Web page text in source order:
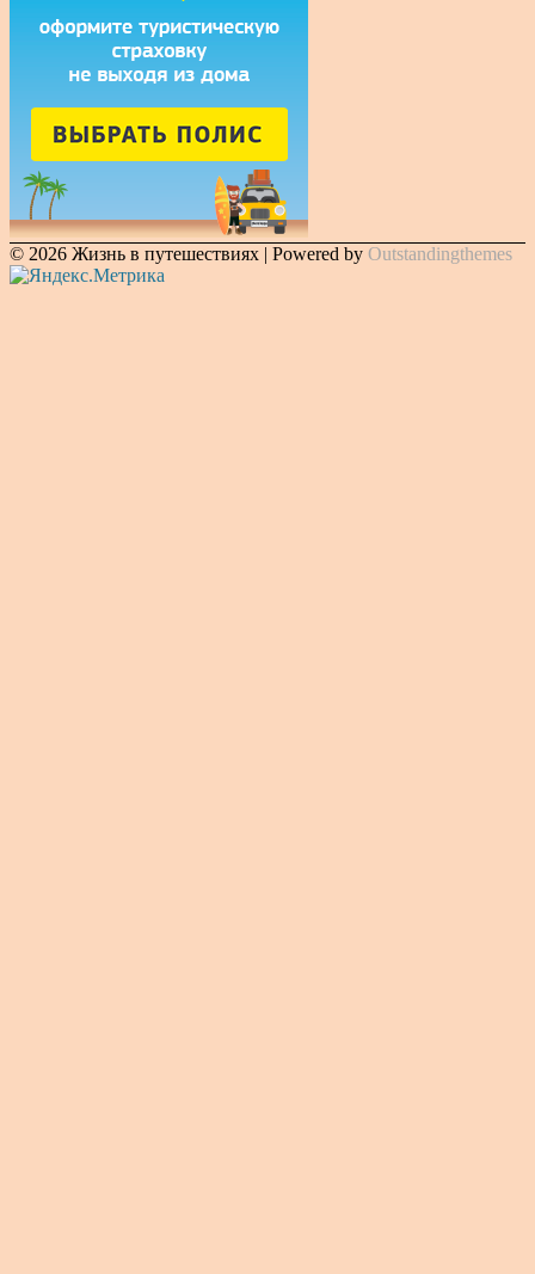
© 2026 Жизнь в путешествиях | Powered by Outstandingthemes